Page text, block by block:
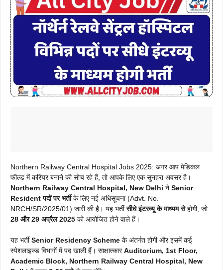
Northern Railway Central Hospital Jobs 2025: अगर आप मेडिकल
फील्ड में करियर बनाने की सोच रहे हैं, तो आपके लिए एक सुनहरा अवसर है।
Northern Railway Central Hospital, New Delhi ने Senior
Resident पदों पर भर्तीके लिए नई अधिसूचना (Advt. No.
NRCH/SR/2025/01) जारी की है। यह भर्तीसीधे इंटरव्यू के माध्यम सेहोगी, जो
28 और 29 अप्रैल 2025 को आयोजित होने वाले हैं।
यह भर्तीSenior Residency Scheme के अंतर्गत होगी और इसमें कई
स्पेशलाइज्ड विभागों में पद खाली हैं। साक्षात्कारAuditorium, 1st Floor,
Academic Block, Northern Railway Central Hospital, New